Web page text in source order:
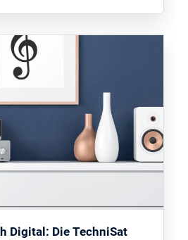
Digital: Die TechniSat